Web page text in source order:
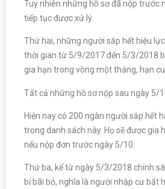
Tuy nhiên những hồ sơ đã nộp trước
tiếp tục được xử lý.
Thứ hai, những người sắp hết hiệu
thời gian từ 5/9/2017 đến 5/3/2018
gia hạn trong vòng một tháng, hạn
Tất cả những hồ sơ nộp sau ngày 5/
Hiện nay có 200 ngàn người sắp hết
trong danh sách này. Họ sẽ được gia
nếu nộp đơn trước ngày 5/10.
Thứ ba, kể từ ngày 5/3/2018 chính
bị bãi bỏ, nghĩa là người nhập cư bất